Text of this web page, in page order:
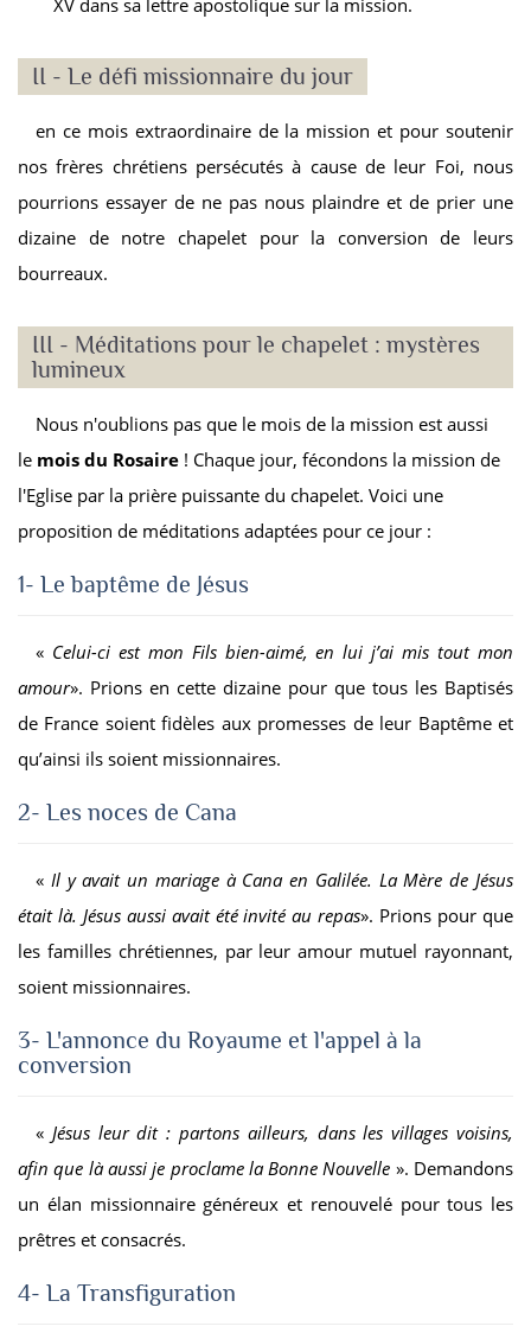
II - Le défi missionnaire du jour
en ce mois extraordinaire de la mission et pour soutenir
nos frères chrétiens persécutés à cause de leur Foi, nous
pourrions essayer de ne pas nous plaindre et de prier une
dizaine de notre chapelet pour la conversion de leurs
bourreaux.
III - Méditations pour le chapelet : mystères
lumineux
Nous n'oublions pas que le mois de la mission est aussi
le mois du Rosaire ! Chaque jour, fécondons la mission de
l'Eglise par la prière puissante du chapelet. Voici une
proposition de méditations adaptées pour ce jour :
1- Le baptême de Jésus
« Celui-ci est mon Fils bien-aimé, en lui j’ai mis tout mon
amour». Prions en cette dizaine pour que tous les Baptisés
de France soient fidèles aux promesses de leur Baptême et
qu’ainsi ils soient missionnaires.
2- Les noces de Cana
« Il y avait un mariage à Cana en Galilée. La Mère de Jésus
était là. Jésus aussi avait été invité au repas». Prions pour que
les familles chrétiennes, par leur amour mutuel rayonnant,
soient missionnaires.
3- L'annonce du Royaume et l'appel à la
conversion
« Jésus leur dit : partons ailleurs, dans les villages voisins,
afin que là aussi je proclame la Bonne Nouvelle ». Demandons
un élan missionnaire généreux et renouvelé pour tous les
prêtres et consacrés.
4- La Transfiguration